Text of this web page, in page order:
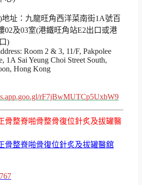
址：九龍旺角西洋菜南街1A號百
02及03室(港鐵旺角站E2出口或港
)
Room 2 & 3, 11/F, Pakpolee
1A Sai Yeung Choi Street South,
Hong Kong
rF7jBwMUTCp5UxbW9
骨整脊啪骨整骨復位針炙及拔罐醫
骨整脊啪骨復位針炙及拔罐醫舘